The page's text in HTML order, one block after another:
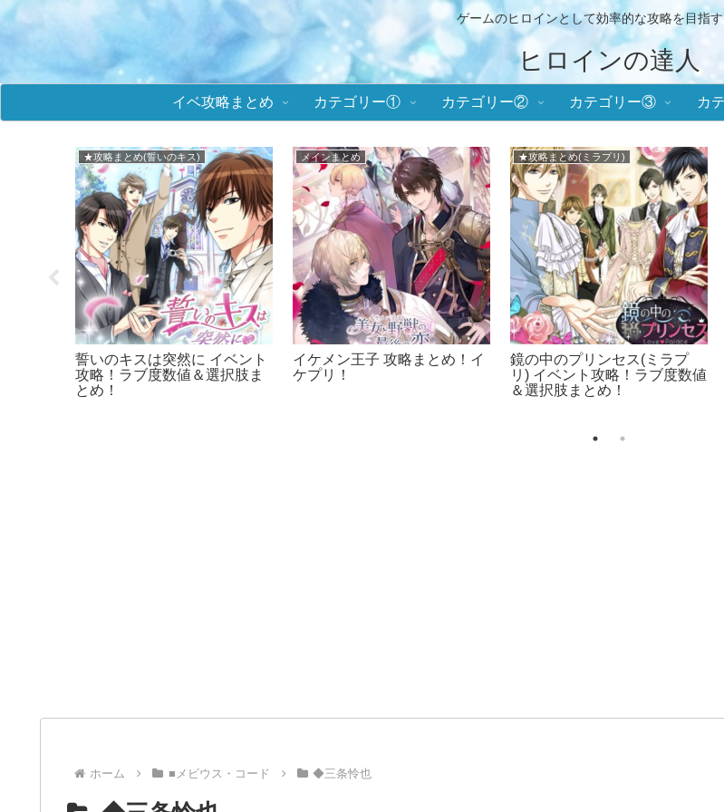
ゲームのヒロインとして効率的な攻略を目指
ヒロインの達人
イベ攻略まとめ カテゴリー① カテゴリー② カテゴリー③ カ
★攻略まとめ(誓いのキス)
誓いのキスは突然に イベント
攻略！ラブ度数値＆選択肢ま
とめ！
メインまとめ
イケメン王子 攻略まとめ！イ
ケプリ！
★攻略まとめ(ミラプリ)
鏡の中のプリンセス(ミラプ
リ) イベント攻略！ラブ度数値
＆選択肢まとめ！
ホーム ■メビウス・コード ◆三条怜也